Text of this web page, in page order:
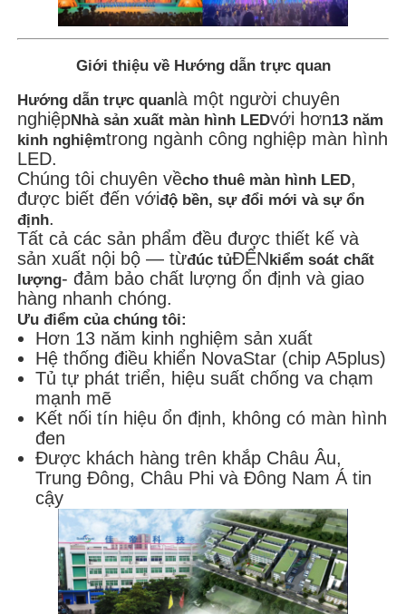
Giới thiệu về Hướng dẫn trực quan
Hướng dẫn trực quan là một người chuyên
nghiệpNhà sản xuất màn hình LEDvới hơn13 năm
kinh nghiệmtrong ngành công nghiệp màn hình
LED.
Chúng tôi chuyên vềcho thuê màn hình LED,
được biết đến vớiđộ bền, sự đổi mới và sự ổn
định.
Tất cả các sản phẩm đều được thiết kế và
sản xuất nội bộ — từđúc tủĐẾN kiểm soát chất
lượng- đảm bảo chất lượng ổn định và giao
hàng nhanh chóng.
Ưu điểm của chúng tôi:
Hơn 13 năm kinh nghiệm sản xuất
Hệ thống điều khiển NovaStar (chip A5plus)
Tủ tự phát triển, hiệu suất chống va chạm
mạnh mẽ
Kết nối tín hiệu ổn định, không có màn hình
đen
Được khách hàng trên khắp Châu Âu,
Trung Đông, Châu Phi và Đông Nam Á tin
cậy